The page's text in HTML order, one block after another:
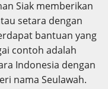
Siak memberikan
setara dengan
bantuan yang
contoh adalah
Indonesia dengan
nama Seulawah.